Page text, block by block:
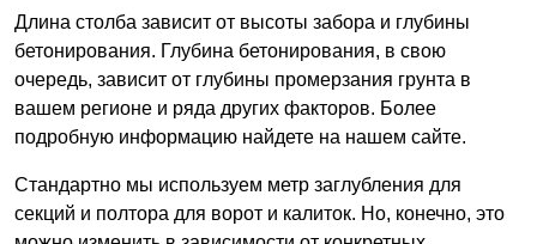
Длина столба зависит от высоты забора и глубины
бетонирования. Глубина бетонирования, в свою
очередь, зависит от глубины промерзания грунта в
вашем регионе и ряда других факторов. Более
подробную информацию найдете на нашем сайте.
Стандартно мы используем метр заглубления для
секций и полтора для ворот и калиток. Но, конечно, это